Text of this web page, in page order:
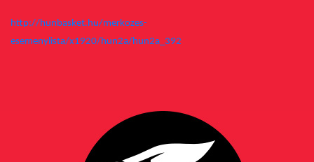
http://hunbasket.hu/merkozes-
esemenylista/x1920/hun2a/hun2a_392